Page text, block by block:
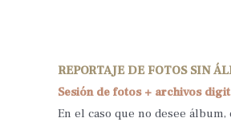
REPORTAJE DE FOTOS SIN
Sesión de fotos + archivos
En el caso que no desee